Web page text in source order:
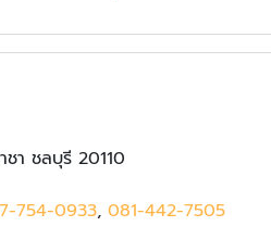
า ชลบุรี 20110
754-0933, 081-442-7505